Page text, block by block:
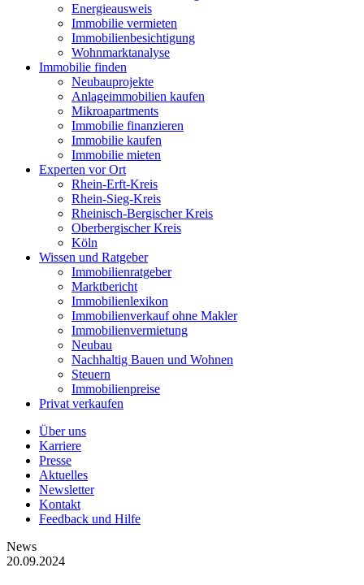
Energieausweis
Immobilie vermieten
Immobilienbesichtigung
Wohnmarktanalyse
Immobilie finden
Neubauprojekte
Anlageimmobilien kaufen
Mikroapartments
Immobilie finanzieren
Immobilie kaufen
Immobilie mieten
Experten vor Ort
Rhein-Erft-Kreis
Rhein-Sieg-Kreis
Rheinisch-Bergischer Kreis
Oberbergischer Kreis
Köln
Wissen und Ratgeber
Immobilienratgeber
Marktbericht
Immobilienlexikon
Immobilienverkauf ohne Makler
Immobilienvermietung
Neubau
Nachhaltig Bauen und Wohnen
Steuern
Immobilienpreise
Privat verkaufen
Über uns
Karriere
Presse
Aktuelles
Newsletter
Kontakt
Feedback und Hilfe
News
20.09.2024